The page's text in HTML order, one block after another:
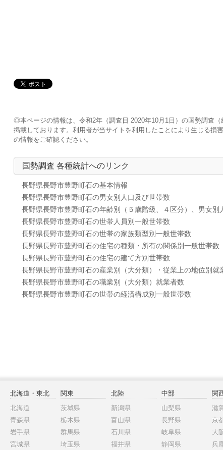
◎本ページの情報は、令和2年（調査日 2020年10月1日）の国勢調査
掲載しております。利用者が当サイトを利用したことにより生じる
の情報をご確認ください。
国勢調査 各種統計へのリンク
長野県長野市豊野町石の基本情報
長野県長野市豊野町石の男女別人口及び世帯数
長野県長野市豊野町石の年齢別（５歳階級、４区分）、男女別
長野県長野市豊野町石の世帯人員別一般世帯数
長野県長野市豊野町石の世帯の家族類型別一般世帯数
長野県長野市豊野町石の住宅の種類・所有の関係別一般世帯数
長野県長野市豊野町石の住宅の建て方別世帯数
長野県長野市豊野町石の産業別（大分類）・従業上の地位別就
長野県長野市豊野町石の職業別（大分類）就業者数
長野県長野市豊野町石の世帯の経済構成別一般世帯数
北海道・東北
北海道
青森県
岩手県
宮城県
関東
茨城県
栃木県
群馬県
埼玉県
北陸
新潟県
富山県
石川県
福井県
中部
山梨県
長野県
岐阜県
静岡県
関
滋
京
大
兵